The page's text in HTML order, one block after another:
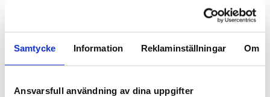
Samtycke Information Reklaminställningar Om
Ansvarsfull användning av dina uppgifter
vägen. Vi har ritat i den
digitaliserade världen och vi
byggt i den. Ute på bygget